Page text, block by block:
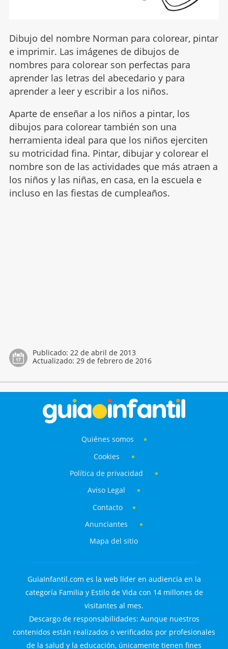
Dibujo del nombre Norman para colorear, pintar
e imprimir. Las imágenes de dibujos de
nombres para colorear son perfectas para
aprender las letras del abecedario y para
aprender a leer y escribir a los niños.
Aparte de enseñar a los niños a pintar, los
dibujos para colorear también son una
herramienta ideal para que los niños ejerciten
su motricidad fina. Pintar, dibujar y colorear el
nombre son de las actividades que más atraen a
los niños y las niñas, en casa, en la escuela e
incluso en las fiestas de cumpleaños.
Publicado: 22 de abril de 2013
Actualizado: 29 de febrero de 2016
Quiénes somos
Cookies
Política de privacidad
Aviso Legal
Contacto
Anunciantes
Mapa del sitio
GuiaInfantil.com es la web líder en audiencia en la
categoría Familia y Estilo de Vida con 14 millones de
visitantes al mes.
Descargo de responsabilidades: Aunque nuestros
contenidos están realizados o verificados por profesionales
de la salud y la educación, únicamente tienen fines